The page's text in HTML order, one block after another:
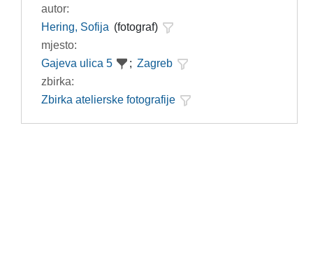
autor:
Hering, Sofija (fotograf)
mjesto:
Gajeva ulica 5
; Zagreb
zbirka:
Zbirka atelierske fotografije